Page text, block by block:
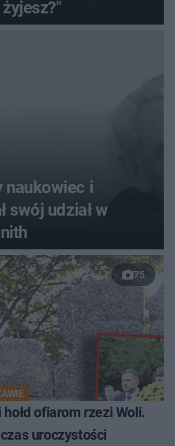
naukowiec i
swój udział w
75
ofiarom rzezi Woli.
uroczystości